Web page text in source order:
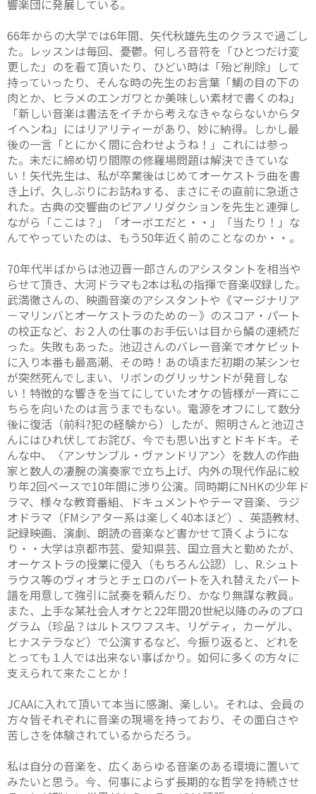
響楽団に発展している。
66年からの大学では6年間、矢代秋雄先生のクラスで過ごし
た。レッスンは毎回、憂鬱。何しろ音符を「ひとつだけ変
更した」のを看て頂いたり、ひどい時は「殆ど削除」して
持っていったり、そんな時の先生のお言葉「鯛の目の下の
肉とか、ヒラメのエンガワとか美味しい素材で書くのね」
「新しい音楽は書法をイチから考えなきゃならないからタ
イヘンね」にはリアリティーがあり、妙に納得。しかし最
後の一言「とにかく間に合わせようね！」これには参っ
た。未だに締め切り間際の修羅場問題は解決できていな
い！矢代先生は、私が卒業後はじめてオーケストラ曲を書
き上げ、久しぶりにお訪ねする、まさにその直前に急逝さ
れた。古典の交響曲のピアノリダクションを先生と連弾し
ながら「ここは？」「オーボエだと・・」「当たり！」な
んてやっていたのは、もう50年近く前のことなのか・・。
70年代半ばからは池辺晋一郎さんのアシスタントを相当や
らせて頂き、大河ドラマも2本は私の指揮で音楽収録した。
武満徹さんの、映画音楽のアシスタントや《マージナリア
－マリンバとオーケストラのための－》のスコア・パート
の校正など、お２人の仕事のお手伝いは目から鱗の連続だ
った。失敗もあった。池辺さんのバレー音楽でオケピット
に入り本番も最高潮、その時！あの頃まだ初期の某シンセ
が突然死んでしまい、リボンのグリッサンドが発音しな
い！特徴的な響きを当てにしていたオケの皆様が一斉にこ
ちらを向いたのは言うまでもない。電源をオフにして数分
後に復活（前科?犯の経験から）したが、照明さんと池辺さ
んにはひれ伏してお詫び、今でも思い出すとドキドキ。そ
んな中、〈アンサンブル・ヴァンドリアン〉を数人の作曲
家と数人の凄腕の演奏家で立ち上げ、内外の現代作品に絞
り年2回ペースで10年間に渉り公演。同時期にNHKの少年ド
ラマ、様々な教育番組、ドキュメントやテーマ音楽、ラジ
オドラマ（FMシアター系は楽しく40本ほど）、英語教材、
記録映画、演劇、朗読の音楽など書かせて頂くようにな
り・・大学は京都市芸、愛知県芸、国立音大と勤めたが、
オーケストラの授業に侵入（もちろん公認）し、R.シュト
ラウス等のヴィオラとチェロのパートを入れ替えたパート
譜を用意して強引に試奏を頼んだり、かなり無謀な教員。
また、上手な某社会人オケと22年間20世紀以降のみのプロ
グラム（珍品？はルトスワフスキ、リゲティ，カーゲル、
ヒナステラなど）で公演するなど、今振り返ると、どれを
とっても１人では出来ない事ばかり。如何に多くの方々に
支えられて来たことか！
JCAAに入れて頂いて本当に感謝、楽しい。それは、会員の
方々皆それぞれに音楽の現場を持っており、その面白さや
苦しさを体験されているからだろう。
私は自分の音楽を、広くあらゆる音楽のある環境に置いて
みたいと思う。今、何事によらず長期的な哲学を持続させ